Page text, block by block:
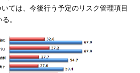
ては、今後行う予定のリスク管理項目
。